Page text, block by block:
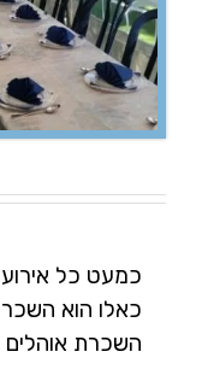
כמעט כל אירוע
כאלו הוא
השכרת